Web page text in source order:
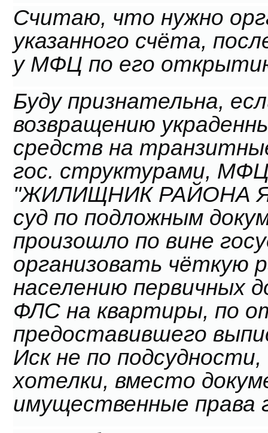
Считаю, что нужно
указанного счёта,
у МФЦ по его
Буду признательна,
возвращению
средств на
гос. структурами,
"ЖИЛИЩНИК РАЙОНА
суд по подложным
произошло по вине
организовать чёткую
населению первичных
ФЛС на квартиры, по
предоставившего
Иск не по
хотелки, вместо
имущественные права